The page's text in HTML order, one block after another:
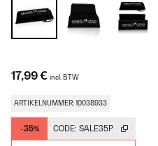
17,99 € incl. BTW
ARTIKELNUMMER: 10038933
-35% CODE: SALE35P